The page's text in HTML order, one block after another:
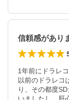
信頼感があり
1年前にドラレ
以前のドラレコ
り、その都度